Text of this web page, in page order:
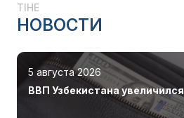
TIHE
НОВОСТИ
5 августа 2026
ВВП Узбекистана